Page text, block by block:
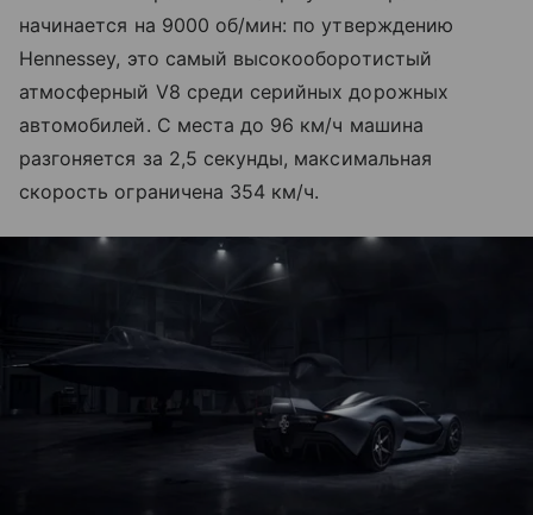
начинается на 9000 об/мин: по утверждению
Hennessey, это самый высокооборотистый
атмосферный V8 среди серийных дорожных
автомобилей. С места до 96 км/ч машина
разгоняется за 2,5 секунды, максимальная
скорость ограничена 354 км/ч.